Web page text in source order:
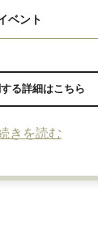
ベント
る詳細はこちら
きを読む